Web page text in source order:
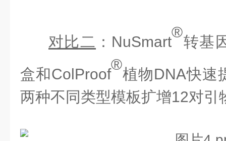
对比二 ： NuSmart
®
转基
盒和ColProof
®
植物DNA快速
两种不同类型模板扩增12对引